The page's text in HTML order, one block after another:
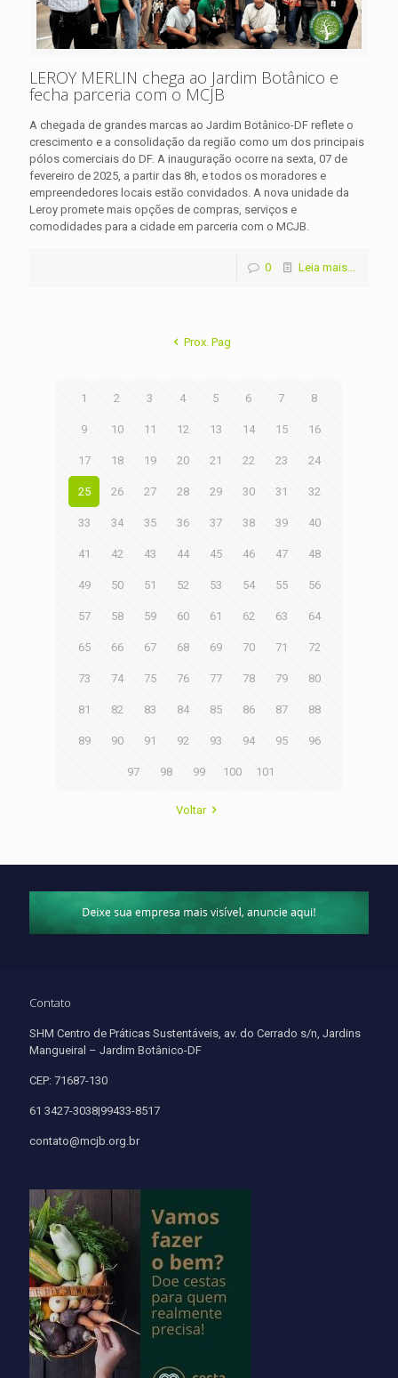
LEROY MERLIN chega ao Jardim Botânico e
fecha parceria com o MCJB
A chegada de grandes marcas ao Jardim Botânico-DF reflete o
crescimento e a consolidação da região como um dos principais
pólos comerciais do DF. A inauguração ocorre na sexta, 07 de
fevereiro de 2025, a partir das 8h, e todos os moradores e
empreendedores locais estão convidados. A nova unidade da
Leroy promete mais opções de compras, serviços e
comodidades para a cidade em parceria com o MCJB.
0 Leia mais...
Prox. Pag
1 2 3 4 5 6 7 8
9 10 11 12 13 14 15 16
17 18 19 20 21 22 23 24
25 26 27 28 29 30 31 32
33 34 35 36 37 38 39 40
41 42 43 44 45 46 47 48
49 50 51 52 53 54 55 56
57 58 59 60 61 62 63 64
65 66 67 68 69 70 71 72
73 74 75 76 77 78 79 80
81 82 83 84 85 86 87 88
89 90 91 92 93 94 95 96
97 98 99 100 101
Voltar
Contato
SHM Centro de Práticas Sustentáveis, av. do Cerrado s/n, Jardins
Mangueiral – Jardim Botânico-DF
CEP: 71687-130
61 3427-3038|99433-8517
contato@mcjb.org.br